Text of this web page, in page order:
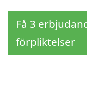
Få 3
förpliktelser